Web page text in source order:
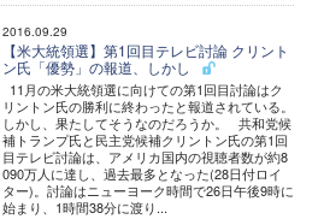
2016.09.29
【米大統領選】第1回目テレビ討論 クリント
ン氏「優勢」の報道、しかし
11月の米大統領選に向けての第1回目討論はク
リントン氏の勝利に終わったと報道されている。
しかし、果たしてそうなのだろうか。 共和党候
補トランプ氏と民主党候補クリントン氏の第1回
目テレビ討論は、アメリカ国内の視聴者数が約8
090万人に達し、過去最多となった(28日付ロイ
ター)。討論はニューヨーク時間で26日午後9時に
始まり、1時間38分に渡り...